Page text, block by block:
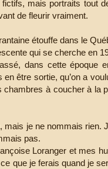
mais portraits tout
de fleurir vraiment.
étouffe dans le
qui se cherche en
dans cette époque
être sortie, qu’on a
à coucher à la
je ne nommais rien.
pas.
Loranger et mes
que je ferais quand je